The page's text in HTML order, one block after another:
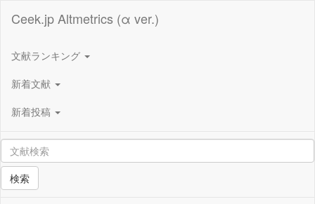
Ceek.jp Altmetrics (α ver.)
文献ランキング
新着文献
新着投稿
検索